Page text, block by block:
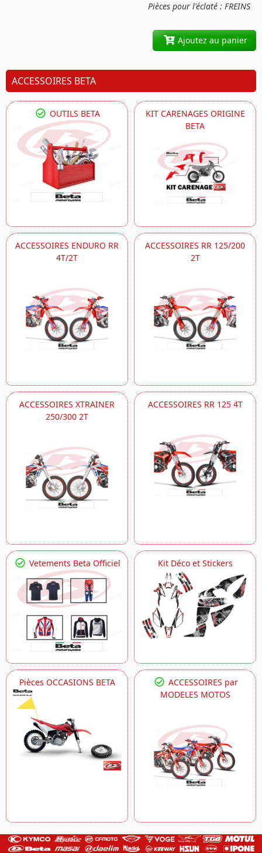
Pièces pour l'éclaté : FREINS
Ajoutez au panier
ACCESSOIRES BETA
OUTILS BETA
KIT CARENAGES ORIGINE
BETA
ACCESSOIRES ENDURO RR
4T/2T
ACCESSOIRES RR 125/200
2T
ACCESSOIRES XTRAINER
250/300 2T
ACCESSOIRES RR 125 4T
Vetements Beta Officiel Kit Déco et Stickers
Pièces OCCASIONS BETA
ACCESSOIRES par
MODELES MOTOS